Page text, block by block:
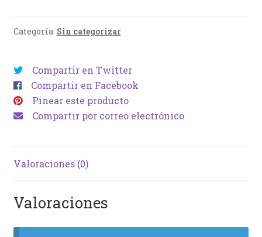
Categoría: Sin categorizar
Compartir en Twitter
Compartir en Facebook
Pinear este producto
Compartir por correo electrónico
Valoraciones (0)
Valoraciones